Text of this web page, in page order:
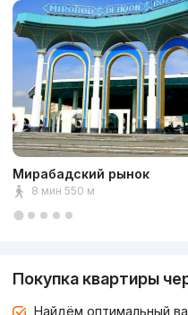
Мирабадский рынок
8 мин 550 м
Покупка квартиры
Найдём оптимальный